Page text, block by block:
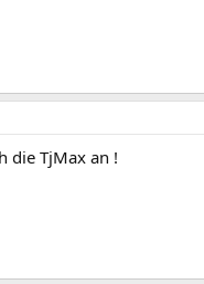
die TjMax an !